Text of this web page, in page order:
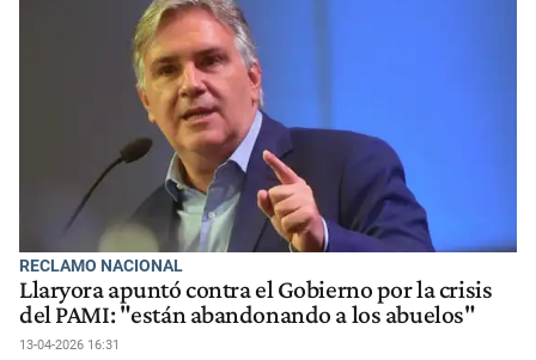
RECLAMO NACIONAL
Llaryora apuntó contra el Gobierno por la crisis
del PAMI: "están abandonando a los abuelos"
13-04-2026 16:31